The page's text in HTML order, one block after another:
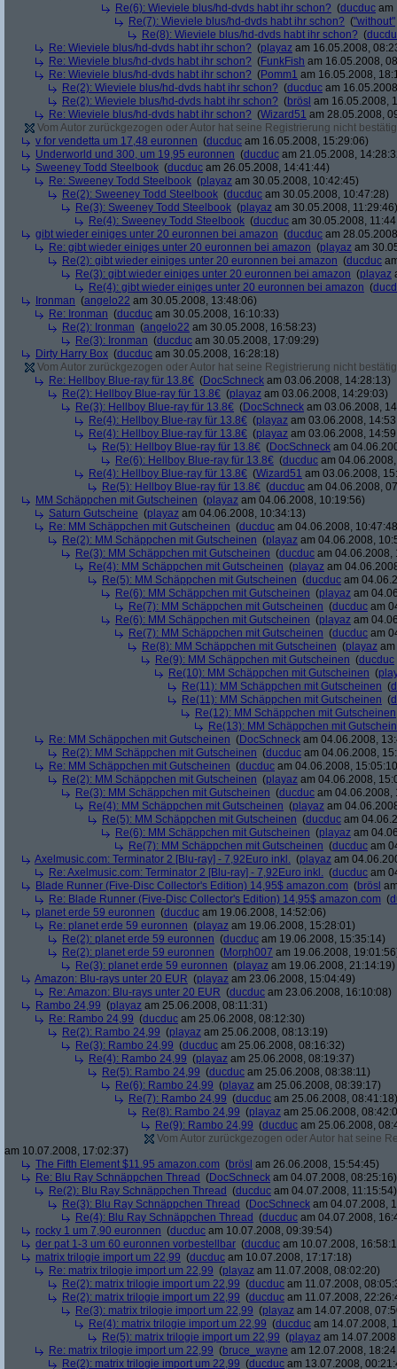
Re(6): Wieviele blus/hd-dvds habt ihr schon? (ducduc am
Re(7): Wieviele blus/hd-dvds habt ihr schon? ("without"
Re(8): Wieviele blus/hd-dvds habt ihr schon? (
Re: Wieviele blus/hd-dvds habt ihr schon? (playaz am 16.05.2008,
Re: Wieviele blus/hd-dvds habt ihr schon? (FunkFish am 16.05.2008,
Re: Wieviele blus/hd-dvds habt ihr schon? (Pomm1 am 16.05.2008,
Re(2): Wieviele blus/hd-dvds habt ihr schon? (ducduc am
Re(2): Wieviele blus/hd-dvds habt ihr schon? (brösl am 16.05.2008,
Re: Wieviele blus/hd-dvds habt ihr schon? (Wizard51 am 28.05.2008,
Vom Autor zurückgezogen oder Autor hat seine Registrierung nicht
v for vendetta um 17,48 euronnen (ducduc am 16.05.2008, 15:29:06)
Underworld und 300, um 19,95 euronnen (ducduc am 21.05.2008,
Sweeney Todd Steelbook (ducduc am 26.05.2008, 14:41:44)
Re: Sweeney Todd Steelbook (playaz am 30.05.2008, 10:42:45)
Re(2): Sweeney Todd Steelbook (ducduc am 30.05.2008, 10:47:28)
Re(3): Sweeney Todd Steelbook (playaz am 30.05.2008, 11:29:46)
Re(4): Sweeney Todd Steelbook (ducduc am 30.05.2008,
gibt wieder einiges unter 20 euronnen bei amazon (ducduc am
Re: gibt wieder einiges unter 20 euronnen bei amazon (playaz am
Re(2): gibt wieder einiges unter 20 euronnen bei amazon (ducduc
Re(3): gibt wieder einiges unter 20 euronnen bei amazon (playaz
Re(4): gibt wieder einiges unter 20 euronnen bei amazon (
Ironman (angelo22 am 30.05.2008, 13:48:06)
Re: Ironman (ducduc am 30.05.2008, 16:10:33)
Re(2): Ironman (angelo22 am 30.05.2008, 16:58:23)
Re(3): Ironman (ducduc am 30.05.2008, 17:09:29)
Dirty Harry Box (ducduc am 30.05.2008, 16:28:18)
Vom Autor zurückgezogen oder Autor hat seine Registrierung nicht
Re: Hellboy Blue-ray für 13.8€ (DocSchneck am 03.06.2008, 14:28:13)
Re(2): Hellboy Blue-ray für 13.8€ (playaz am 03.06.2008, 14:29:03)
Re(3): Hellboy Blue-ray für 13.8€ (DocSchneck am 03.06.2008,
Re(4): Hellboy Blue-ray für 13.8€ (playaz am 03.06.2008,
Re(4): Hellboy Blue-ray für 13.8€ (playaz am 03.06.2008,
Re(5): Hellboy Blue-ray für 13.8€ (DocSchneck am
Re(6): Hellboy Blue-ray für 13.8€ (ducduc am
Re(4): Hellboy Blue-ray für 13.8€ (Wizard51 am 03.06.2008,
Re(5): Hellboy Blue-ray für 13.8€ (ducduc am 04.06.2008,
MM Schäppchen mit Gutscheinen (playaz am 04.06.2008, 10:19:56)
Saturn Gutscheine (playaz am 04.06.2008, 10:34:13)
Re: MM Schäppchen mit Gutscheinen (ducduc am 04.06.2008,
Re(2): MM Schäppchen mit Gutscheinen (playaz am 04.06.2008,
Re(3): MM Schäppchen mit Gutscheinen (ducduc am 04.06.2008,
Re(4): MM Schäppchen mit Gutscheinen (playaz am
Re(5): MM Schäppchen mit Gutscheinen (ducduc am
Re(6): MM Schäppchen mit Gutscheinen (playaz am
Re(7): MM Schäppchen mit Gutscheinen (ducduc am
Re(6): MM Schäppchen mit Gutscheinen (playaz am
Re(7): MM Schäppchen mit Gutscheinen (ducduc am
Re(8): MM Schäppchen mit Gutscheinen (playaz
Re(9): MM Schäppchen mit Gutscheinen (ducduc
Re(10): MM Schäppchen mit Gutscheinen (
Re(11): MM Schäppchen mit Gutscheinen (
Re(11): MM Schäppchen mit Gutscheinen (
Re(12): MM Schäppchen mit Gutscheinen
Re(13): MM Schäppchen mit
Re: MM Schäppchen mit Gutscheinen (DocSchneck am 04.06.2008,
Re(2): MM Schäppchen mit Gutscheinen (ducduc am 04.06.2008,
Re: MM Schäppchen mit Gutscheinen (ducduc am 04.06.2008,
Re(2): MM Schäppchen mit Gutscheinen (playaz am 04.06.2008,
Re(3): MM Schäppchen mit Gutscheinen (ducduc am 04.06.2008,
Re(4): MM Schäppchen mit Gutscheinen (playaz am
Re(5): MM Schäppchen mit Gutscheinen (ducduc am
Re(6): MM Schäppchen mit Gutscheinen (playaz am
Re(7): MM Schäppchen mit Gutscheinen (ducduc am
Axelmusic.com: Terminator 2 [Blu-ray] - 7,92Euro inkl. (playaz am
Re: Axelmusic.com: Terminator 2 [Blu-ray] - 7,92Euro inkl. (ducduc am
Blade Runner (Five-Disc Collector's Edition) 14,95$ amazon.com (brösl
Re: Blade Runner (Five-Disc Collector's Edition) 14,95$ amazon.com (
planet erde 59 euronnen (ducduc am 19.06.2008, 14:52:06)
Re: planet erde 59 euronnen (playaz am 19.06.2008, 15:28:01)
Re(2): planet erde 59 euronnen (ducduc am 19.06.2008, 15:35:14)
Re(2): planet erde 59 euronnen (Morph007 am 19.06.2008,
Re(3): planet erde 59 euronnen (playaz am 19.06.2008, 21:14:19)
Amazon: Blu-rays unter 20 EUR (playaz am 23.06.2008, 15:04:49)
Re: Amazon: Blu-rays unter 20 EUR (ducduc am 23.06.2008, 16:10:08)
Rambo 24,99 (playaz am 25.06.2008, 08:11:31)
Re: Rambo 24,99 (ducduc am 25.06.2008, 08:12:30)
Re(2): Rambo 24,99 (playaz am 25.06.2008, 08:13:19)
Re(3): Rambo 24,99 (ducduc am 25.06.2008, 08:16:32)
Re(4): Rambo 24,99 (playaz am 25.06.2008, 08:19:37)
Re(5): Rambo 24,99 (ducduc am 25.06.2008, 08:38:11)
Re(6): Rambo 24,99 (playaz am 25.06.2008, 08:39:17)
Re(7): Rambo 24,99 (ducduc am 25.06.2008, 08:41:18)
Re(8): Rambo 24,99 (playaz am 25.06.2008,
Re(9): Rambo 24,99 (ducduc am 25.06.2008,
Vom Autor zurückgezogen oder Autor hat seine
am 10.07.2008, 17:02:37)
The Fifth Element $11.95 amazon.com (brösl am 26.06.2008, 15:54:45)
Re: Blu Ray Schnäppchen Thread (DocSchneck am 04.07.2008, 08:25:16)
Re(2): Blu Ray Schnäppchen Thread (ducduc am 04.07.2008, 11:15:54)
Re(3): Blu Ray Schnäppchen Thread (DocSchneck am 04.07.2008,
Re(4): Blu Ray Schnäppchen Thread (ducduc am 04.07.2008,
rocky 1 um 7,90 euronnen (ducduc am 10.07.2008, 09:39:54)
der pat 1-3 um 60 euronnen vorbestellbar (ducduc am 10.07.2008,
matrix trilogie import um 22,99 (ducduc am 10.07.2008, 17:17:18)
Re: matrix trilogie import um 22,99 (playaz am 11.07.2008, 08:02:20)
Re(2): matrix trilogie import um 22,99 (ducduc am 11.07.2008,
Re(2): matrix trilogie import um 22,99 (ducduc am 11.07.2008,
Re(3): matrix trilogie import um 22,99 (playaz am 14.07.2008,
Re(4): matrix trilogie import um 22,99 (ducduc am 14.07.2008,
Re(5): matrix trilogie import um 22,99 (playaz am
Re: matrix trilogie import um 22,99 (bruce_wayne am 12.07.2008,
Re(2): matrix trilogie import um 22,99 (ducduc am 13.07.2008,